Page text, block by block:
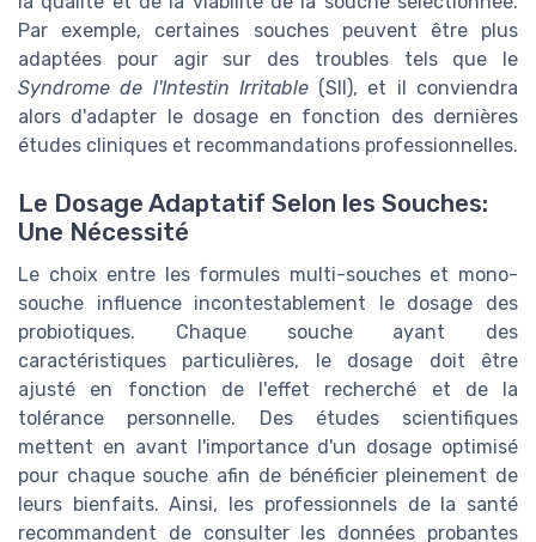
Par exemple, certaines souches peuvent être plus
adaptées pour agir sur des troubles tels que le
Syndrome de l'Intestin Irritable(SII), et il conviendra
alors d'adapter le dosage en fonction des dernières
études cliniques et recommandations professionnelles.
Le Dosage Adaptatif Selon les Souches:
Une Nécessité
Le choix entre les formules multi-souches et mono-
souche influence incontestablement le dosage des
probiotiques. Chaque souche ayant des
caractéristiques particulières, le dosage doit être
ajusté en fonction de l'effet recherché et de la
tolérance personnelle. Des études scientifiques
mettent en avant l'importance d'un dosage optimisé
pour chaque souche afin de bénéficier pleinement de
leurs bienfaits. Ainsi, les professionnels de la santé
recommandent de consulter les données probantes